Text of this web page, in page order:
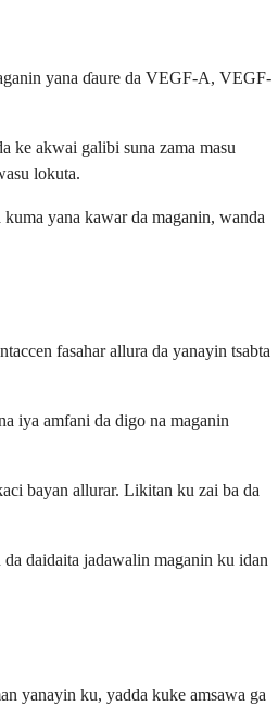
yana ɗaure da VEGF-A, VEGF-
ke akwai galibi suna zama masu
lokuta.
yana kawar da maganin, wanda
fasahar allura da yanayin tsabta
iya amfani da digo na maganin
bayan allurar. Likitan ku zai ba da
daidaita jadawalin maganin ku idan
yanayin ku, yadda kuke amsawa ga